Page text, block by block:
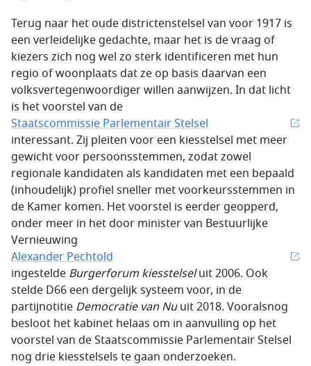
Terug naar het oude districtenstelsel van voor 1917 is
een verleidelijke gedachte, maar het is de vraag of
kiezers zich nog wel zo sterk identificeren met hun
regio of woonplaats dat ze op basis daarvan een
volksvertegenwoordiger willen aanwijzen. In dat licht
is het voorstel van de
Staatscommissie Parlementair Stelsel
interessant. Zij pleiten voor een kiesstelsel met meer
gewicht voor persoonsstemmen, zodat zowel
regionale kandidaten als kandidaten met een bepaald
(inhoudelijk) profiel sneller met voorkeursstemmen in
de Kamer komen. Het voorstel is eerder geopperd,
onder meer in het door minister van Bestuurlijke
Vernieuwing
Alexander Pechtold
ingestelde Burgerforum kiesstelseluit 2006. Ook
stelde D66 een dergelijk systeem voor, in de
partijnotitie Democratie van Nuuit 2018. Vooralsnog
besloot het kabinet helaas om in aanvulling op het
voorstel van de Staatscommissie Parlementair Stelsel
nog drie kiesstelsels te gaan onderzoeken.